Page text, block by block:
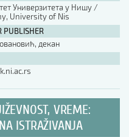
Универзитета у Нишу /
University of Nis
декан
VREME:
ISTRAŽIVANJA